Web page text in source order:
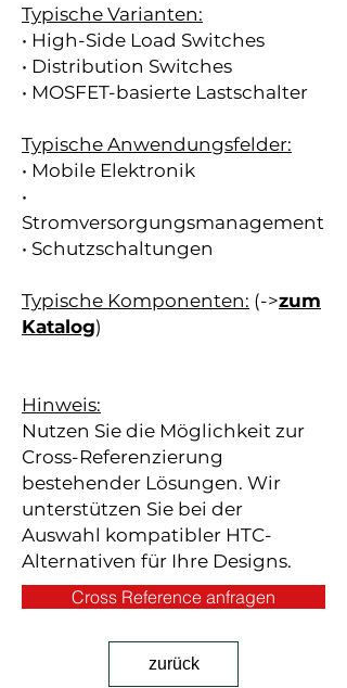
Typische Varianten:
• High-Side Load Switches
• Distribution Switches
• MOSFET-basierte Lastschalter
Typische Anwendungsfelder:
• Mobile Elektronik
•
Stromversorgungsmanagement
• Schutzschaltungen
Typische Komponenten: (->zum
Katalog)
Hinweis:
Nutzen Sie die Möglichkeit zur
Cross-Referenzierung
bestehender Lösungen. Wir
unterstützen Sie bei der
Auswahl kompatibler HTC-
Alternativen für Ihre Designs.
Cross Reference anfragen
zurück